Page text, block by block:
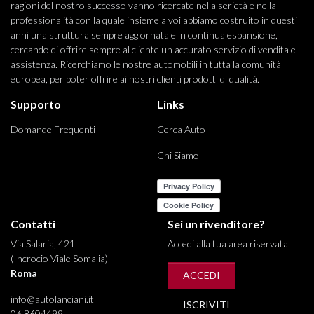
ragioni del nostro successo vanno ricercate nella serietà e nella
professionalità con la quale insieme a voi abbiamo costruito in questi
anni una struttura sempre aggiornata e in continua espansione,
cercando di offrire sempre al cliente un accurato servizio di vendita e
assistenza. Ricerchiamo le nostre automobili in tutta la comunità
europea, per poter offrire ai nostri clienti prodotti di qualità.
Supporto
Domande Frequenti
Links
Cerca Auto
Chi Siamo
Contatti
Via Salaria, 421
(Incrocio Viale Somalia)
Roma
info@autolanciani.it
Sei un rivenditore?
Accedi alla tua area riservata
ACCEDI
ISCRIVITI